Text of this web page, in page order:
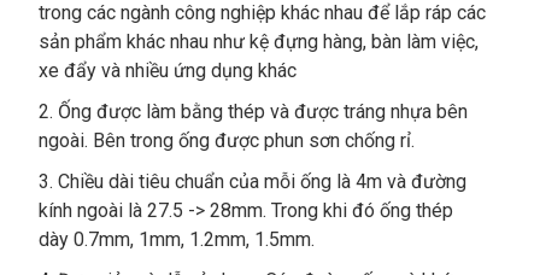
trong các ngành công nghiệp khác nhau để lắp ráp các
sản phẩm khác nhau như kệ đựng hàng, bàn làm việc,
xe đẩy và nhiều ứng dụng khác
2. Ống được làm bằng thép và được tráng nhựa bên
ngoài. Bên trong ống được phun sơn chống rỉ.
3. Chiều dài tiêu chuẩn của mỗi ống là 4m và đường
kính ngoài là 27.5 -> 28mm. Trong khi đó ống thép
dày 0.7mm, 1mm, 1.2mm, 1.5mm.